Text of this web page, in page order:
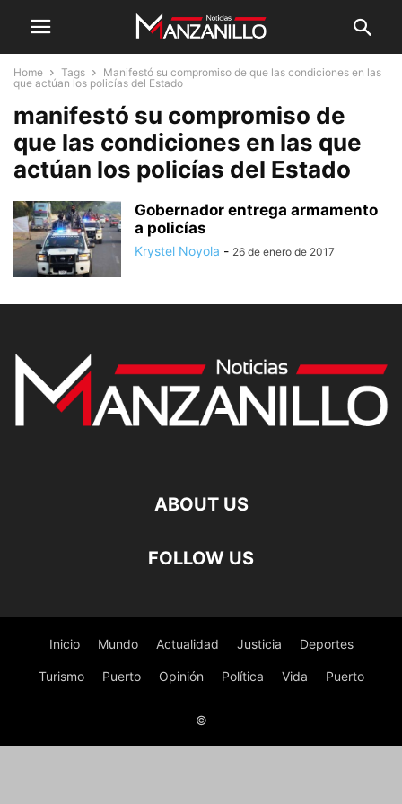
Home Tags
Manifestó su compromiso de que las condiciones en las
que actúan los policías del Estado
manifestó su compromiso de
que las condiciones en las que
actúan los policías del Estado
Gobernador entrega armamento
a policías
Krystel Noyola - 26 de enero de 2017
ABOUT US
FOLLOW US
Inicio Mundo Actualidad Justicia Deportes
Turismo Puerto Opinión Política Vida Puerto
©